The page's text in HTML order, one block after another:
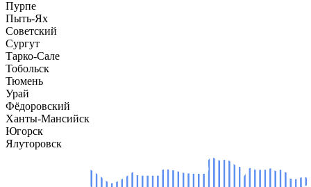
Пурпе
Пыть-Ях
Советский
Сургут
Тарко-Сале
Тобольск
Тюмень
Урай
Фёдоровский
Ханты-Мансийск
Югорск
Ялуторовск